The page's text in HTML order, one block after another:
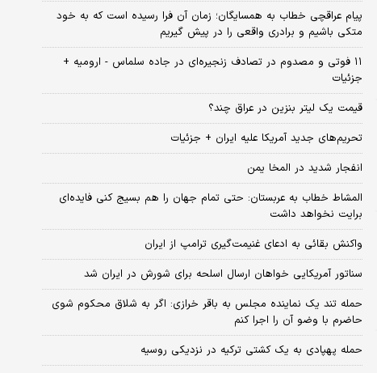
پیام عراقچی خطاب به همسایگان؛ زمان آن فرا رسیده است که به خود
متکی باشیم و برادری واقعی را در پیش گیریم
۱۱ فوتی و مصدوم در تصادف زنجیره‌ای در جاده سلماس - ارومیه +
جزئیات
قیمت یک لیتر بنزین در عراق چند؟
تحریم‌های جدید آمریکا علیه ایران + جزئیات
انفجار شدید در المخا یمن
المشاط خطاب به عربستان: حتی تمام جهان را هم بسیج کنی فایده‌ای
برایت نخواهد داشت
واکنش بقائی به ادعای غنیمت‌گیری ترامپ از ایران
سناتور آمریکایی خواهان ارسال اسلحه برای شورش در ایران شد
حمله تند یک نماینده مجلس به باقر خرازی: اگر به شلاق محکوم شوی
حاضرم با وضو آن را اجرا کنم
حمله پهپادی به یک کشتی ترکیه در نزدیکی روسیه